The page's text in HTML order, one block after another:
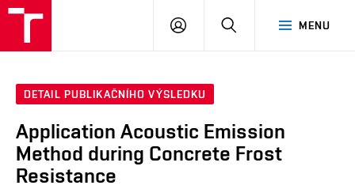
MENU
PŘIHLÁSIT
DETAIL PUBLIKAČNÍHO VÝSLEDKU
Application Acoustic Emission
Method during Concrete Frost
Resistance